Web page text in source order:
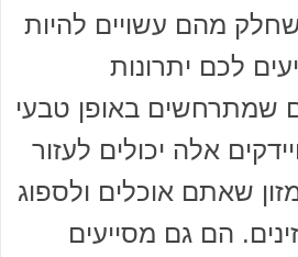
מהם עשויים להיות
לכם יתרונות
שמתרחשים באופן טבעי
אלה יכולים לעזור
שאתם אוכלים ולספוג
הם גם מסייעים